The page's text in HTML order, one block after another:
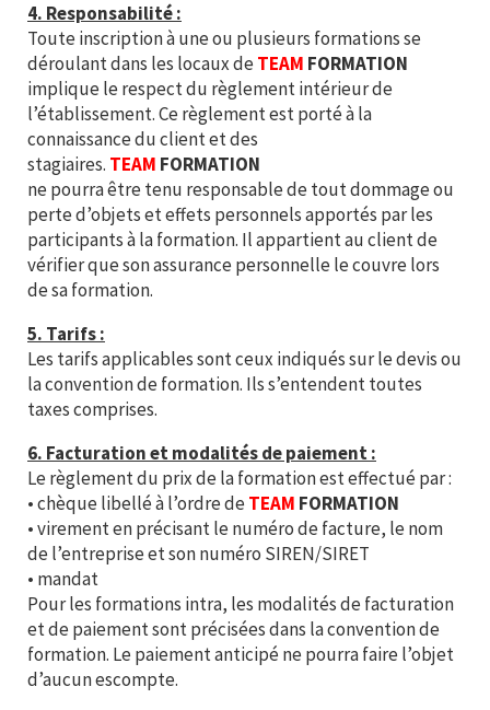
4. Responsabilité :
Toute inscription à une ou plusieurs formations se
déroulant dans les locaux deTEAM FORMATION
implique le respect du règlement intérieur de
l’établissement. Ce règlement est porté à la
connaissance du client et des
stagiaires. TEAM FORMATION
ne pourra être tenu responsable de tout dommage ou
perte d’objets et effets personnels apportés par les
participants à la formation. Il appartient au client de
vérifier que son assurance personnelle le couvre lors
de sa formation.
5. Tarifs :
Les tarifs applicables sont ceux indiqués sur le devis ou
la convention de formation. Ils s’entendent toutes
taxes comprises.
6. Facturation et modalités de paiement :
Le règlement du prix de la formation est effectué par :
• chèque libellé à l’ordre deTEAM FORMATION
• virement en précisant le numéro de facture, le nom
de l’entreprise et son numéro SIREN/SIRET
• mandat
Pour les formations intra, les modalités de facturation
et de paiement sont précisées dans la convention de
formation. Le paiement anticipé ne pourra faire l’objet
d’aucun escompte.